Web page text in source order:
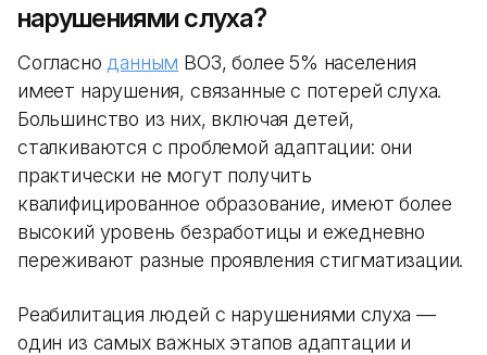
нарушениями слуха?
Согласно данным ВОЗ, более 5% населения
имеет нарушения, связанные с потерей слуха.
Большинство из них, включая детей,
сталкиваются с проблемой адаптации: они
практически не могут получить
квалифицированное образование, имеют более
высокий уровень безработицы и ежедневно
переживают разные проявления стигматизации.
Реабилитация людей с нарушениями слуха —
один из самых важных этапов адаптации и